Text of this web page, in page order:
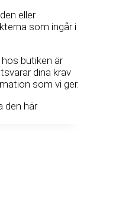
eller
som ingår i
butiken är
dina krav
som vi ger.
den här